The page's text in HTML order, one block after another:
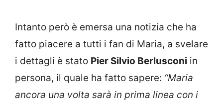
Intanto però è emersa una notizia che ha
fatto piacere a tutti i fan di Maria, a svelare
i dettagli è stato Pier Silvio Berlusconi in
persona, il quale ha fatto sapere: “Maria
ancora una volta sarà in prima linea con i